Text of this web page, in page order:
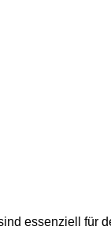
essenziell für